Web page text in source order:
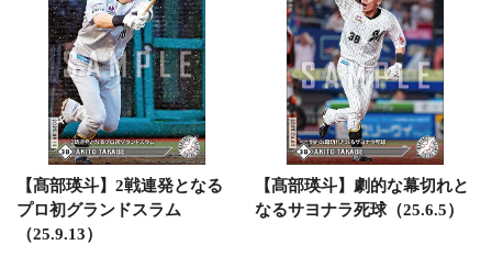
【髙部瑛斗】2戦連発となる
プロ初グランドスラム
（25.9.13）
【髙部瑛斗】劇的な幕切れと
なるサヨナラ死球（25.6.5）